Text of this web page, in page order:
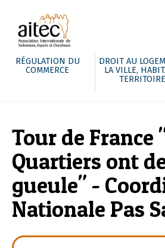
RÉGULATION DU
COMMERCE
DROIT AU
LA VILLE,
Tour de France
Quartiers ont
gueule" -
Nationale Pas